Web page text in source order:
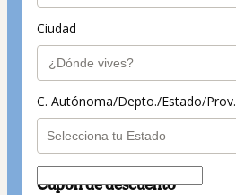
Ciudad
C. Autónoma/Depto./Estado/Prov.
Cupón de descuento